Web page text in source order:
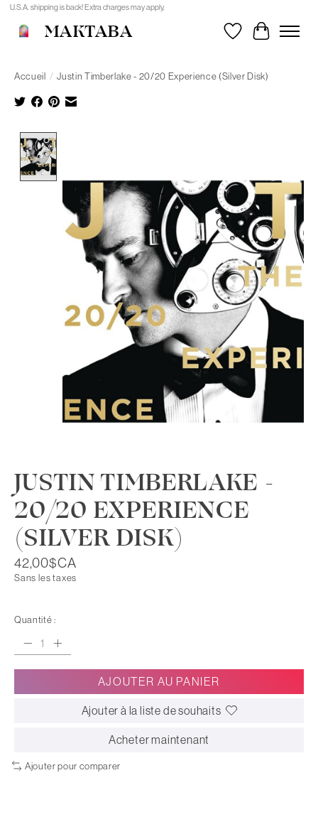
U.S.A. shipping is back! Extra charges may apply.
MAKTABA Liste de souhaits
Panier
Accueil / Justin Timberlake - 20/20 Experience (Silver Disk)
JUSTIN TIMBERLAKE -
20/20 EXPERIENCE
(SILVER DISK)
42,00$CA
Sans les taxes
Quantité :
AJOUTER AU PANIER
Ajouter à la liste de souhaits
Acheter maintenant
Ajouter pour comparer